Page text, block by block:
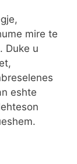
mire te
Duke u
eshte